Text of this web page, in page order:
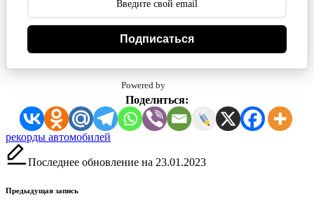
Подписаться
Powered by
Поделиться:
Метки:
рекорды автомобилей
Последнее обновление на 23.01.2023
Навигация
Предыдущая запись